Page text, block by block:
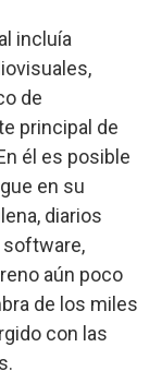
incluía
de
principal de
él es posible
en su
diarios
software,
aún poco
de los miles
con las